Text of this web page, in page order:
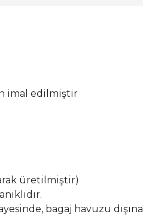
imal edilmiştir
üretilmiştir)
bagaj havuzu dışına